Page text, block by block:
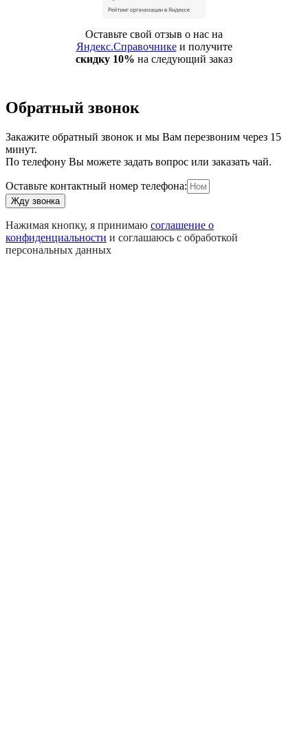
Оставьте свой отзыв о нас на
Яндекс.Справочникеи получите
скидку 10% на следующий заказ
Обратный звонок
Закажите обратный звонок и мы Вам перезвоним через 15
минут.
По телефону Вы можете задать вопрос или заказать чай.
Оставьте контактный номер телефона:
Жду звонка
Нажимая кнопку, я принимаю соглашение о
конфиденциальности и соглашаюсь с обработкой
персональных данных